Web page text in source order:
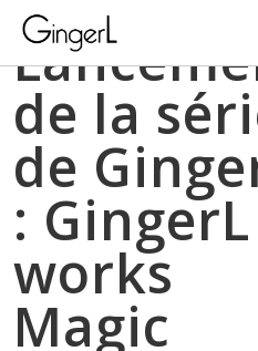
de la
de
: GingerL
works
Magic